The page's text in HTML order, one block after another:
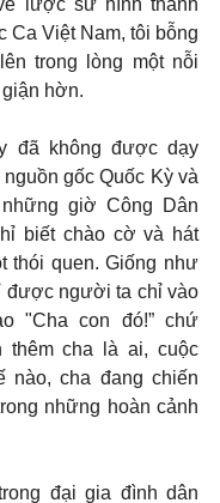
lược sử hình thành
Ca Việt Nam, tôi bỗng
trong lòng một nỗi
hờn.
đã không được dạy
gốc Quốc Kỳ và
giờ Công Dân
biết chào cờ và hát
thói quen. Giống như
được người ta chỉ vào
"Cha con đó!” chứ
thêm cha là ai, cuộc
nào, cha đang chiến
những hoàn cảnh
đại gia đình dân